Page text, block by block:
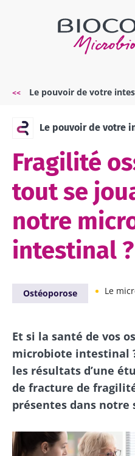
Le pouvoir de votre
Le pouvoir de votre
Fragilité
tout se
notre
intestinal ?
Ostéoporose Le
Et si la santé de vos
microbiote intestinal
les résultats d’une
de fracture de
présentes dans notre